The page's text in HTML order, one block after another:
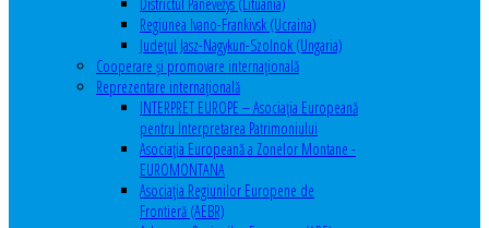
Regiunea Ivano-Frankivsk (Ucraina)
Judeţul Jasz-Nagykun-Szolnok (Ungaria)
Cooperare şi promovare internaţională
Reprezentare internaţională
INTERPRET EUROPE – Asociația Europeană
pentru Interpretarea Patrimoniului
Asociația Europeană a Zonelor Montane -
EUROMONTANA
Asociația Regiunilor Europene de
Frontieră (AEBR)